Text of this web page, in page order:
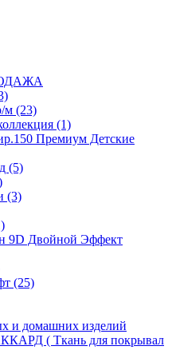
м (23)
(1)
Премиум Детские
(5)
(3)
9D Двойной Эффект
(25)
и домашних изделий
( Ткань для покрывал